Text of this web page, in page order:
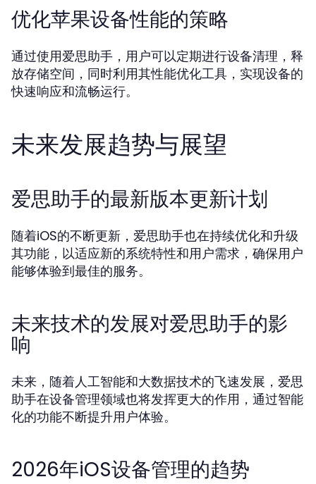
优化苹果设备性能的策略
通过使用爱思助手，用户可以定期进行设备清理，释
放存储空间，同时利用其性能优化工具，实现设备的
快速响应和流畅运行。
未来发展趋势与展望
爱思助手的最新版本更新计划
随着iOS的不断更新，爱思助手也在持续优化和升级
其功能，以适应新的系统特性和用户需求，确保用户
能够体验到最佳的服务。
未来技术的发展对爱思助手的影
响
未来，随着人工智能和大数据技术的飞速发展，爱思
助手在设备管理领域也将发挥更大的作用，通过智能
化的功能不断提升用户体验。
2026年iOS设备管理的趋势